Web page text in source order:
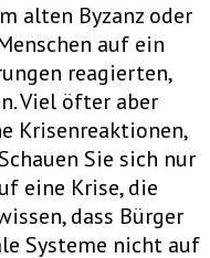
alten Byzanz oder
auf ein
reagierten,
Viel öfter aber
Krisenreaktionen,
Sie sich nur
eine Krise, die
dass Bürger
Systeme nicht auf